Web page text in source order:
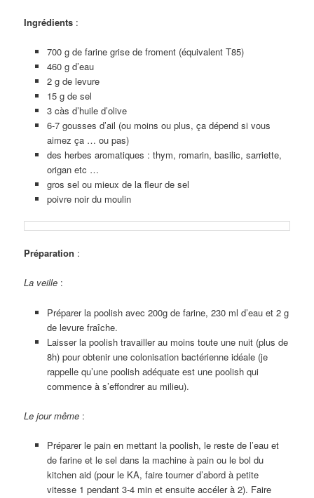
Ingrédients :
700 g de farine grise de froment (équivalent T85)
460 g d’eau
2 g de levure
15 g de sel
3 càs d’huile d’olive
6-7 gousses d’ail (ou moins ou plus, ça dépend si vous
aimez ça … ou pas)
des herbes aromatiques : thym, romarin, basilic, sarriette,
origan etc …
gros sel ou mieux de la fleur de sel
poivre noir du moulin
Préparation :
La veille :
Préparer la poolish avec 200g de farine, 230 ml d’eau et 2 g
de levure fraîche.
Laisser la poolish travailler au moins toute une nuit (plus de
8h) pour obtenir une colonisation bactérienne idéale (je
rappelle qu’une poolish adéquate est une poolish qui
commence à s’effondrer au milieu).
Le jour même :
Préparer le pain en mettant la poolish, le reste de l’eau et
de farine et le sel dans la machine à pain ou le bol du
kitchen aid (pour le KA, faire tourner d’abord à petite
vitesse 1 pendant 3-4 min et ensuite accéler à 2). Faire